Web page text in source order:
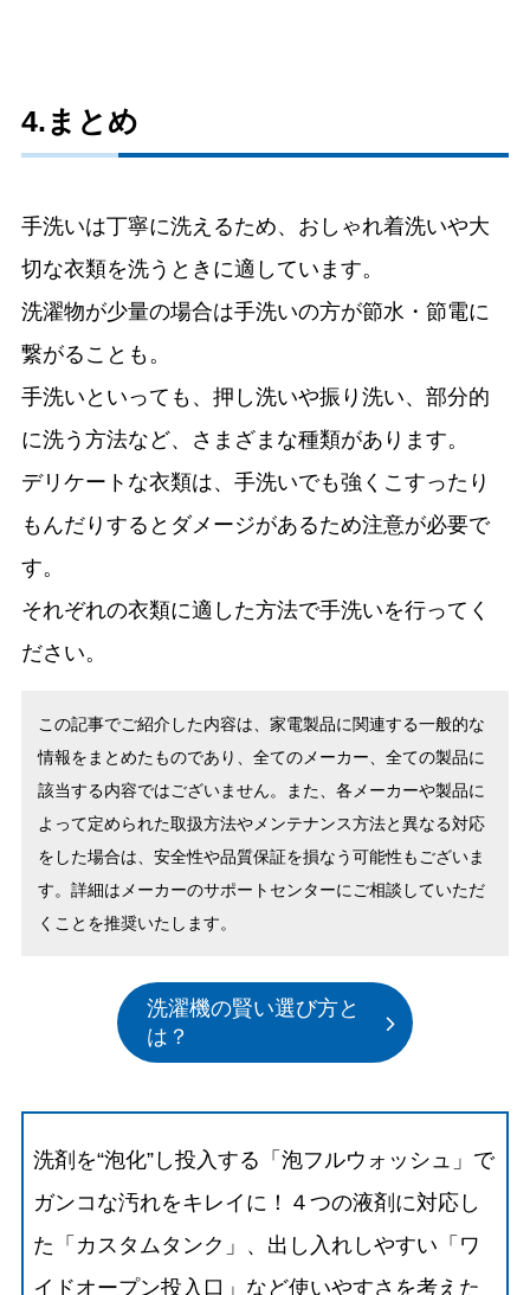
4.まとめ
手洗いは丁寧に洗えるため、おしゃれ着洗いや大
切な衣類を洗うときに適しています。
洗濯物が少量の場合は手洗いの方が節水・節電に
繋がることも。
手洗いといっても、押し洗いや振り洗い、部分的
に洗う方法など、さまざまな種類があります。
デリケートな衣類は、手洗いでも強くこすったり
もんだりするとダメージがあるため注意が必要で
す。
それぞれの衣類に適した方法で手洗いを行ってく
ださい。
この記事でご紹介した内容は、家電製品に関連する一般的な
情報をまとめたものであり、全てのメーカー、全ての製品に
該当する内容ではございません。また、各メーカーや製品に
よって定められた取扱方法やメンテナンス方法と異なる対応
をした場合は、安全性や品質保証を損なう可能性もございま
す。詳細はメーカーのサポートセンターにご相談していただ
くことを推奨いたします。
洗濯機の賢い選び方と
は？
洗剤を“泡化”し投入する「泡フルウォッシュ」で
ガンコな汚れをキレイに！４つの液剤に対応し
た「カスタムタンク」、出し入れしやすい「ワ
イドオープン投入口」など使いやすさを考えた